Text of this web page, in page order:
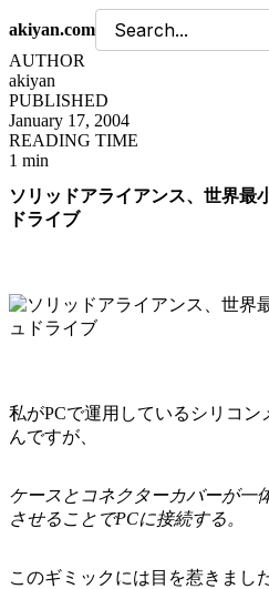
akiyan.com
AUTHOR
akiyan
PUBLISHED
January 17, 2004
READING TIME
1 min
ソリッドアライアンス、世界最
ドライブ
私がPCで運用しているシリコ
んですが、
ケースとコネクターカバーが一
させることでPCに接続する。
このギミックには目を惹きまし